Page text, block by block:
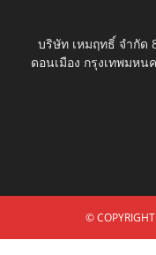
บริษัท เหมฤทธิ์ จำกัด
ดอนเมือง กรุงเทพมหน
©